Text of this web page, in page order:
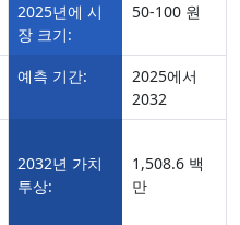
2025년에 시
장 크기:
50-100 원
예측 기간:
2025에서
2032
2032년 가치
투상:
1,508.6 백
만